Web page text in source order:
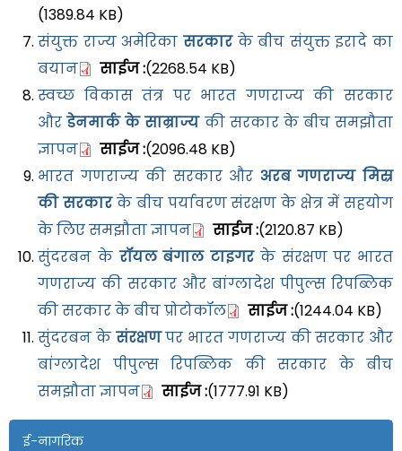
ई-नागरिक
(1389.84 KB)
संयुक्त राज्य अमेरिका सरकारके बीच संयुक्त इरादे का
बयान
साईज :(2268.54 KB)
स्वच्छ विकास तंत्र पर भारत गणराज्य की सरकार
औरडेनमार्क के साम्राज्यकी सरकार के बीच समझौता
ज्ञापन
साईज :(2096.48 KB)
भारत गणराज्य की सरकार और अरब गणराज्य मिस्र
की सरकारके बीच पर्यावरण संरक्षण के क्षेत्र में सहयोग
के लिए समझौता ज्ञापन
साईज :(2120.87 KB)
सुंदरबन के रॉयल बंगाल टाइगरके संरक्षण पर भारत
गणराज्य की सरकार और बांग्लादेश पीपुल्स रिपब्लिक
की सरकार के बीच प्रोटोकॉल
साईज :(1244.04 KB)
सुंदरबन के संरक्षणपर भारत गणराज्य की सरकार और
बांग्लादेश पीपुल्स रिपब्लिक की सरकार के बीच
समझौता ज्ञापन
साईज :(1777.91 KB)